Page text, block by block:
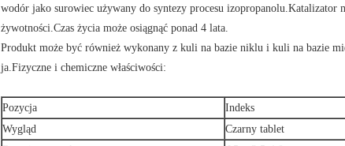
wodór jako surowiec używany do syntezy procesu izopropanolu.Katalizator
żywotności.Czas życia może osiągnąć ponad 4 lata.
Produkt może być również wykonany z kuli na bazie niklu i kuli na bazie
ja.Fizyczne i chemiczne właściwości:
Pozycja
Indeks
Wygląd
Czarny tablet